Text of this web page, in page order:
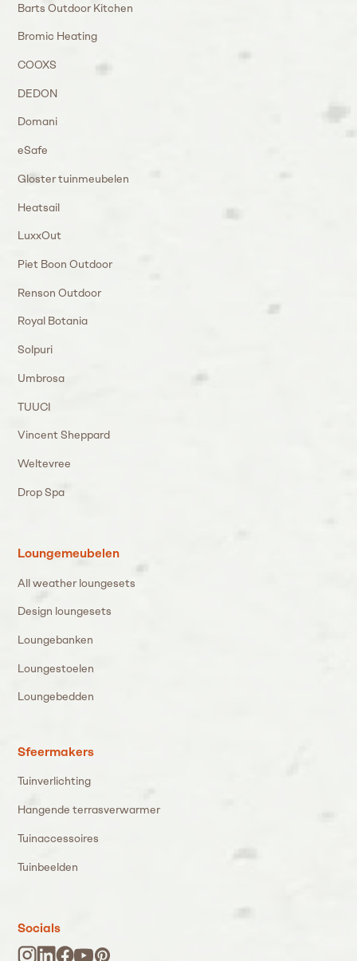
Barts Outdoor Kitchen
Bromic Heating
COOXS
DEDON
Domani
eSafe
Gloster tuinmeubelen
Heatsail
LuxxOut
Piet Boon Outdoor
Renson Outdoor
Royal Botania
Solpuri
Umbrosa
TUUCI
Vincent Sheppard
Weltevree
Drop Spa
Loungemeubelen
All weather loungesets
Design loungesets
Loungebanken
Loungestoelen
Loungebedden
Sfeermakers
Tuinverlichting
Hangende terrasverwarmer
Tuinaccessoires
Tuinbeelden
Socials